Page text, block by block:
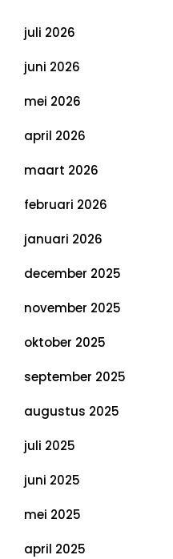
juli 2026
juni 2026
mei 2026
april 2026
maart 2026
februari 2026
januari 2026
december 2025
november 2025
oktober 2025
september 2025
augustus 2025
juli 2025
juni 2025
mei 2025
april 2025